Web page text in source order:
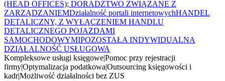
(HEAD OFFICES); DORADZTWO ZWIĄZANE Z
ZARZĄDZANIEMDziałalność portali internetowychHANDEL
DETALICZNY, Z WYŁĄCZENIEM HANDLU
DETALICZNEGO POJAZDAMI
SAMOCHODOWYMIPOZOSTAŁA INDYWIDUALNA
DZIAŁALNOŚĆ USŁUGOWA
Kompleksowe usługi księgowePomoc przy rejestracji
firmyOptymalizacja podatkowaOutsourcing księgowości i
kadr|Możliwość działalności bez ZUS